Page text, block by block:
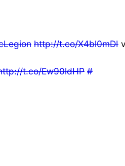
http://t.co/X4bl0mDI
t.co/Ew90ldHP #